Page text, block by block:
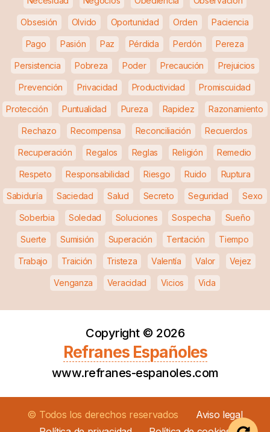
Obsesión Olvido Oportunidad Orden Paciencia
Pago Pasión Paz Pérdida Perdón Pereza
Persistencia Pobreza Poder Precaución Prejuicios
Prevención Privacidad Productividad Promiscuidad
Protección Puntualidad Pureza Rapidez Razonamiento
Rechazo Recompensa Reconciliación Recuerdos
Recuperación Regalos Reglas Religión Remedio
Respeto Responsabilidad Riesgo Ruido Ruptura
Sabiduría Saciedad Salud Secreto Seguridad Sexo
Soberbia Soledad Soluciones Sospecha Sueño
Suerte Sumisión Superación Tentación Tiempo
Trabajo Traición Tristeza Valentía Valor Vejez
Venganza Veracidad Vicios Vida
Copyright © 2026
Refranes Españoles
www.refranes-espanoles.com
© Todos los derechos reservados
Aviso legal